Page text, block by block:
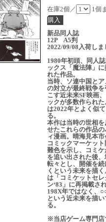
在庫2個／ 1個
新品同人誌
12P A5判
2022/09/08入荷しま
1980年初頭、同人
ックス「魔法陣」
れた作品。
当時、ソ連中国と
の対立が最終戦争を
こす近未来SF映画
ックが多数作られ
は2022年とよく似
る。
本作は当時の世相を
せたこれらの作品の
ィ漫画。晴海見本
コミックマーケッ
難色を示し、コミケ
を追い出された後
転々とし、開催を続
くという未来を描
は「コミケットセ
ン‘83」に再掲載さ
198X年ではなく、
という近未来を描い
る。
※当店ゲーム専門店